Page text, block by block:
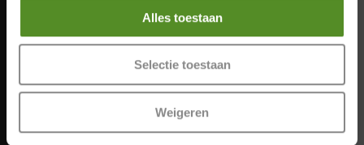
Alles toestaan
Selectie toestaan
Weigeren